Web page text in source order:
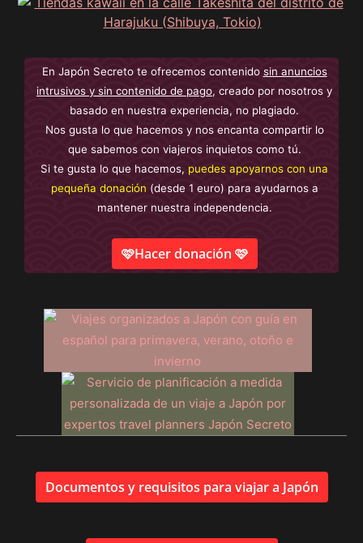
En Japón Secreto te ofrecemos contenido sin anuncios
intrusivos y sin contenido de pago, creado por nosotros y
basado en nuestra experiencia, no plagiado.
Nos gusta lo que hacemos y nos encanta compartir lo
que sabemos con viajeros inquietos como tú.
Si te gusta lo que hacemos, puedes apoyarnos con una
pequeña donación (desde 1 euro) para ayudarnos a
mantener nuestra independencia.
🩷Hacer donación 🩷
Documentos y requisitos para viajar a Japón